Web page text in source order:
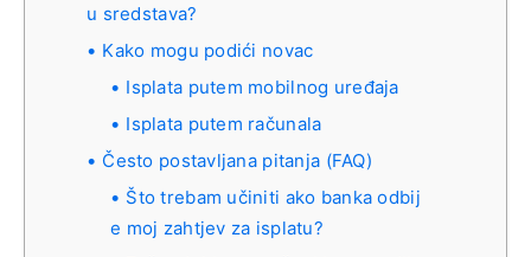
u sredstava?
Kako mogu podići novac
Isplata putem mobilnog uređaja
Isplata putem računala
Često postavljana pitanja (FAQ)
Što trebam učiniti ako banka odbij
e moj zahtjev za isplatu?